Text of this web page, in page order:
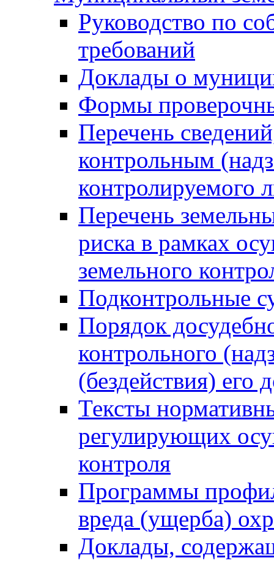
Руководство по
требований
Доклады о
Формы
Перечень
контрольным
контролируемого
Перечень
риска в рамках
земельного
Подконтрольные
Порядок
контрольного
(бездействия)
Тексты
регулирующих
контроля
Программы
вреда (ущерба)
Доклады,